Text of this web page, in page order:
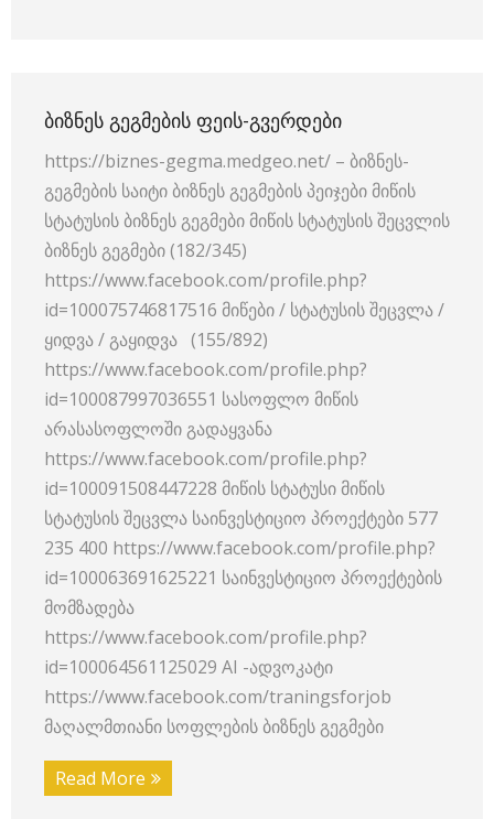
ᲑᲘᲖᲜᲔᲡ ᲒᲔᲒᲛᲔᲑᲘᲡ ᲤᲔᲘᲡ-ᲒᲕᲔᲠᲓᲔᲑᲘ
https://biznes-gegma.medgeo.net/ – ბიზნეს-
გეგმების საიტი ბიზნეს გეგმების პეიჯები მიწის
სტატუსის ბიზნეს გეგმები მიწის სტატუსის შეცვლის
ბიზნეს გეგმები (182/345)
https://www.facebook.com/profile.php?
id=100075746817516 მიწები / სტატუსის შეცვლა /
ყიდვა / გაყიდვა (155/892)
https://www.facebook.com/profile.php?
id=100087997036551 სასოფლო მიწის
არასასოფლოში გადაყვანა
https://www.facebook.com/profile.php?
id=100091508447228 მიწის სტატუსი მიწის
სტატუსის შეცვლა საინვესტიციო პროექტები 577
235 400 https://www.facebook.com/profile.php?
id=100063691625221 საინვესტიციო პროექტების
მომზადება
https://www.facebook.com/profile.php?
id=100064561125029 AI -ადვოკატი
https://www.facebook.com/traningsforjob
მაღალმთიანი სოფლების ბიზნეს გეგმები
Read More